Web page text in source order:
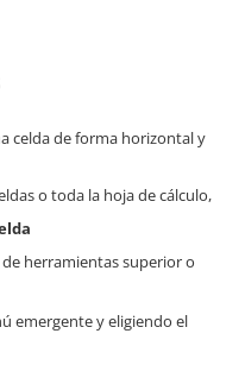
celda de forma horizontal y
o toda la hoja de cálculo,
herramientas superior o
emergente y eligiendo el